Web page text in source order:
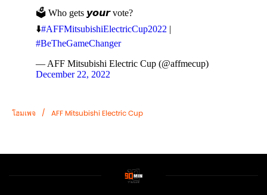
🗳️ Who gets 𝙮𝙤𝙪𝙧 vote?
⬇️#AFFMitsubishiElectricCup2022 |
#BeTheGameChanger
— AFF Mitsubishi Electric Cup (@affmecup)
December 22, 2022
โฮมเพจ / AFF Mitsubishi Electric Cup